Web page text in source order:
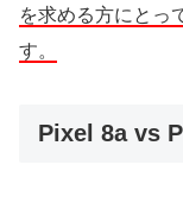
を求める方にとっ
す。
Pixel 8a vs